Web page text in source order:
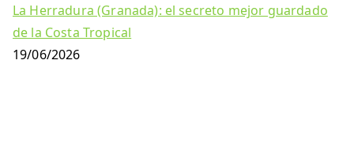
La Herradura (Granada): el secreto mejor guardado
de la Costa Tropical
19/06/2026